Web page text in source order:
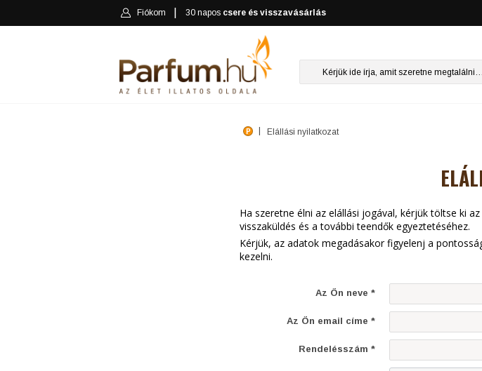
Fiókom 30 napos csere és visszavásárlás
Elállási nyilatkozat
Ha szeretne élni az elállási jogával, kérjük töltse ki
visszaküldés és a további teendők egyeztetéséhez.
Kérjük, az adatok megadásakor figyelenj a
kezelni.
Az Ön neve *
Az Ön email címe *
Rendelésszám *